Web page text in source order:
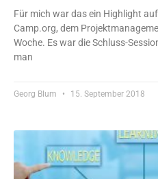
Für mich war das ein Highlight
Camp.org, dem
Woche. Es war die Schluss-
man
Georg Blum 15. September 2018